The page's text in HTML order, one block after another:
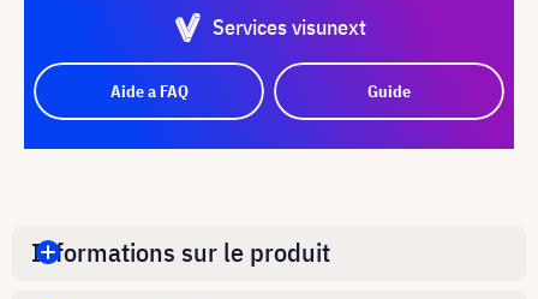
Services visunext
Aide a FAQ Guide
Informations sur le produit